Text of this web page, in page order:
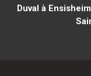
Duval à